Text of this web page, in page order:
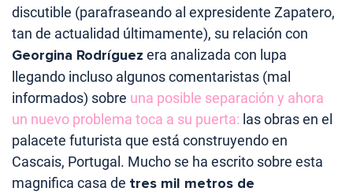
discutible (parafraseando al expresidente Zapatero,
tan de actualidad últimamente), su relación con
Georgina Rodríguez era analizada con lupa
llegando incluso algunos comentaristas (mal
informados) sobre una posible separación y ahora
un nuevo problema toca a su puerta: las obras en el
palacete futurista que está construyendo en
Cascais, Portugal. Mucho se ha escrito sobre esta
magnifica casa de tres mil metros de